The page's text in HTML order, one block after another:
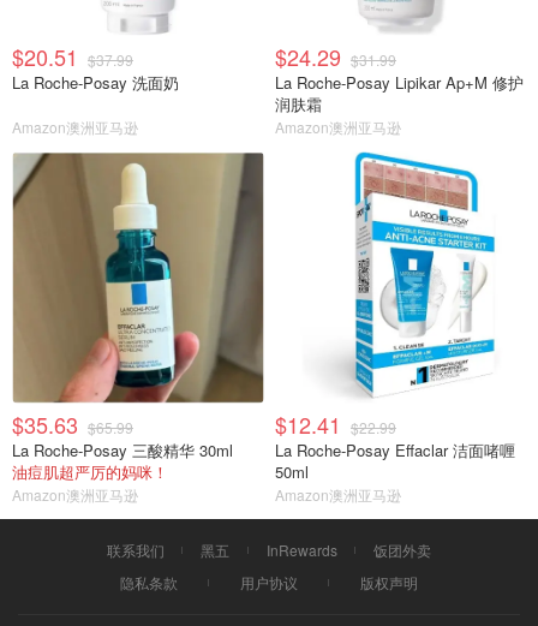
$20.51 $37.99
La Roche-Posay 洗面奶
Amazon澳洲亚马逊
$24.29 $31.99
La Roche-Posay Lipikar Ap+M 修护
润肤霜
Amazon澳洲亚马逊
$35.63 $65.99
La Roche-Posay 三酸精华 30ml
油痘肌超严厉的妈咪！
Amazon澳洲亚马逊
$12.41 $22.99
La Roche-Posay Effaclar 洁面啫喱
50ml
Amazon澳洲亚马逊
联系我们 黑五 InRewards
饭团外卖
隐私条款
用户协议 版权声明